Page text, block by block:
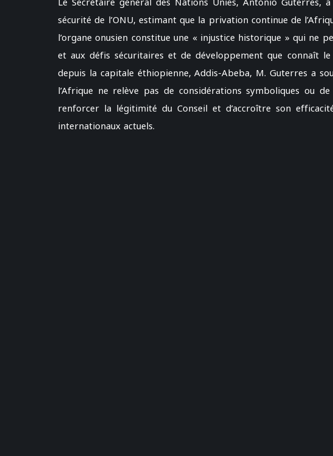
sécurité de l’ONU, estimant que la privation continue de
l’organe onusien constitue une « injustice historique » qui ne
et aux défis sécuritaires et de développement que connaît
depuis la capitale éthiopienne, Addis-Abeba, M. Guterres a
l’Afrique ne relève pas de considérations symboliques ou
renforcer la légitimité du Conseil et d’accroître son
internationaux actuels.